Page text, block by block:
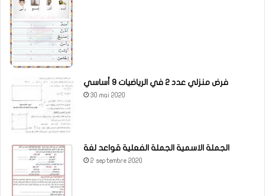
فرض منزلي عدد 2 في الرياضيات 9 أساسي
30 mai 2020
الجملة الاسمية الجملة الفعلية قواعد لغة
2 septembre 2020